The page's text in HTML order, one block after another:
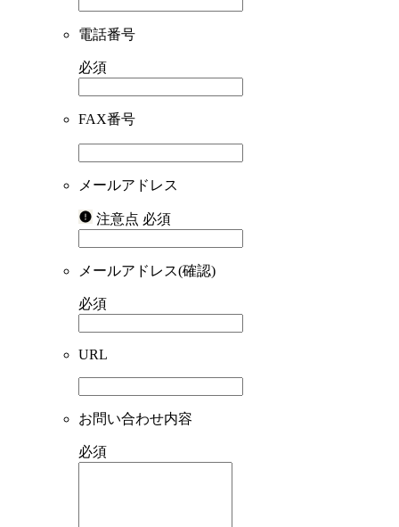
電話番号
必須
FAX番号
メールアドレス
注意点 必須
メールアドレス(確認)
必須
URL
お問い合わせ内容
必須